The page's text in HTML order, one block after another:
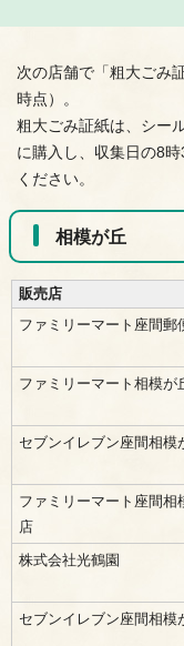
次の店舗で「粗大ごみ
時点）。
粗大ごみ証紙は、シー
に購入し、収集日の8
ください。
相模が丘
販売店
ファミリーマート座間郵
ファミリーマート相模が
セブンイレブン座間相模
ファミリーマート座間相
店
株式会社光鶴園
セブンイレブン座間相模